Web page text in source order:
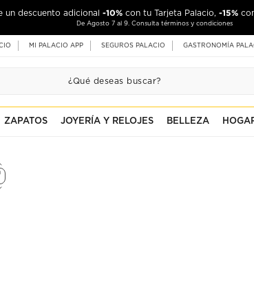
un descuento adicional -10% con tu Tarjeta Palacio, -15%
De Agosto 7 al 9. Consulta términos y condiciones
MI PALACIO APP SEGUROS PALACIO GASTRONOMÍA
ZAPATOS JOYERÍA Y RELOJES BELLEZA